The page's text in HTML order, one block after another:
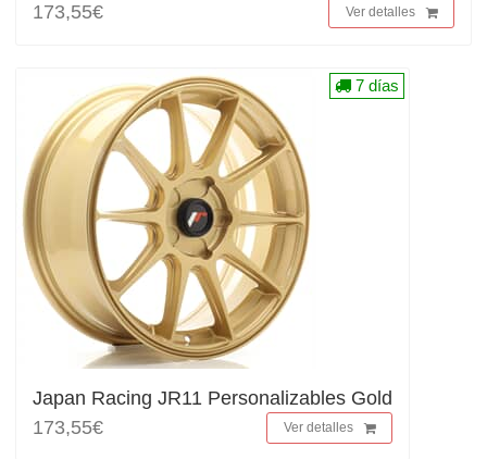
173,55€
Ver detalles
Japan Racing JR11 Personalizables Gold
173,55€
Ver detalles
7 días